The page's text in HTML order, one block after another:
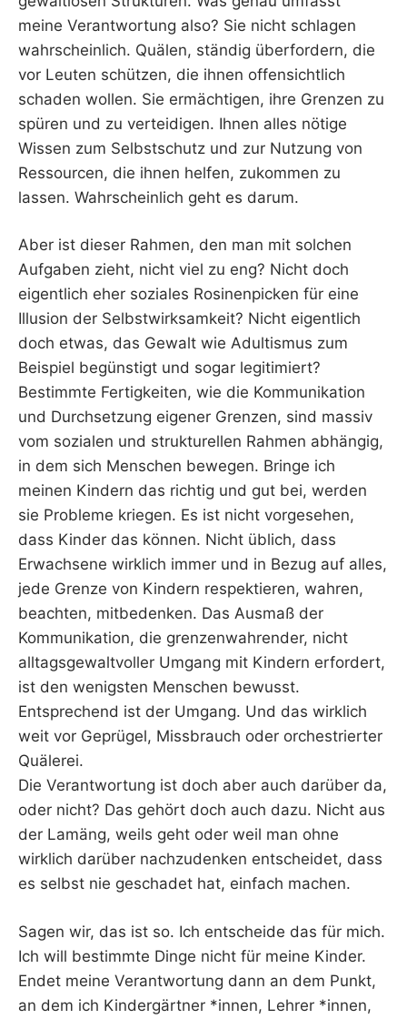
meine Verantwortung also? Sie nicht schlagen
wahrscheinlich. Quälen, ständig überfordern, die
vor Leuten schützen, die ihnen offensichtlich
schaden wollen. Sie ermächtigen, ihre Grenzen zu
spüren und zu verteidigen. Ihnen alles nötige
Wissen zum Selbstschutz und zur Nutzung von
Ressourcen, die ihnen helfen, zukommen zu
lassen. Wahrscheinlich geht es darum.
Aber ist dieser Rahmen, den man mit solchen
Aufgaben zieht, nicht viel zu eng? Nicht doch
eigentlich eher soziales Rosinenpicken für eine
Illusion der Selbstwirksamkeit? Nicht eigentlich
doch etwas, das Gewalt wie Adultismus zum
Beispiel begünstigt und sogar legitimiert?
Bestimmte Fertigkeiten, wie die Kommunikation
und Durchsetzung eigener Grenzen, sind massiv
vom sozialen und strukturellen Rahmen abhängig,
in dem sich Menschen bewegen. Bringe ich
meinen Kindern das richtig und gut bei, werden
sie Probleme kriegen. Es ist nicht vorgesehen,
dass Kinder das können. Nicht üblich, dass
Erwachsene wirklich immer und in Bezug auf alles,
jede Grenze von Kindern respektieren, wahren,
beachten, mitbedenken. Das Ausmaß der
Kommunikation, die grenzenwahrender, nicht
alltagsgewaltvoller Umgang mit Kindern erfordert,
ist den wenigsten Menschen bewusst.
Entsprechend ist der Umgang. Und das wirklich
weit vor Geprügel, Missbrauch oder orchestrierter
Quälerei.
Die Verantwortung ist doch aber auch darüber da,
oder nicht? Das gehört doch auch dazu. Nicht aus
der Lamäng, weils geht oder weil man ohne
wirklich darüber nachzudenken entscheidet, dass
es selbst nie geschadet hat, einfach machen.
Sagen wir, das ist so. Ich entscheide das für mich.
Ich will bestimmte Dinge nicht für meine Kinder.
Endet meine Verantwortung dann an dem Punkt,
an dem ich Kindergärtner *innen, Lehrer *innen,